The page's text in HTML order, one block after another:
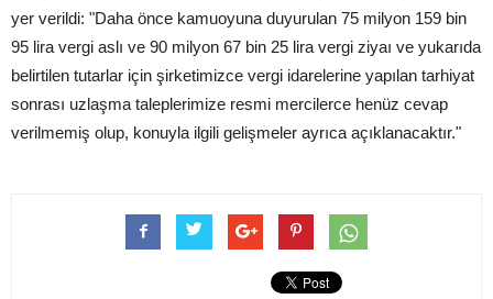
yer verildi: "Daha önce kamuoyuna duyurulan 75 milyon 159 bin
95 lira vergi aslı ve 90 milyon 67 bin 25 lira vergi ziyaı ve yukarıda
belirtilen tutarlar için şirketimizce vergi idarelerine yapılan tarhiyat
sonrası uzlaşma taleplerimize resmi mercilerce henüz cevap
verilmemiş olup, konuyla ilgili gelişmeler ayrıca açıklanacaktır."